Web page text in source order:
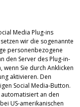
Media Plug-ins
wir die sogenannte
personenbezogene
den Server des Plug-in-
Sie durch Anklicken
aktivieren. Den
Social Media-Button.
an den
US-amerikanischen